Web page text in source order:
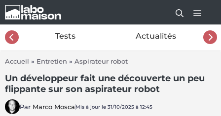
Aller
au
contenu
Tests Actualités
Accueil » Entretien » Aspirateur robot
Un développeur fait une découverte un peu
flippante sur son aspirateur robot
Par Marco Mosca Mis à jour le 31/10/2025 à 12:45